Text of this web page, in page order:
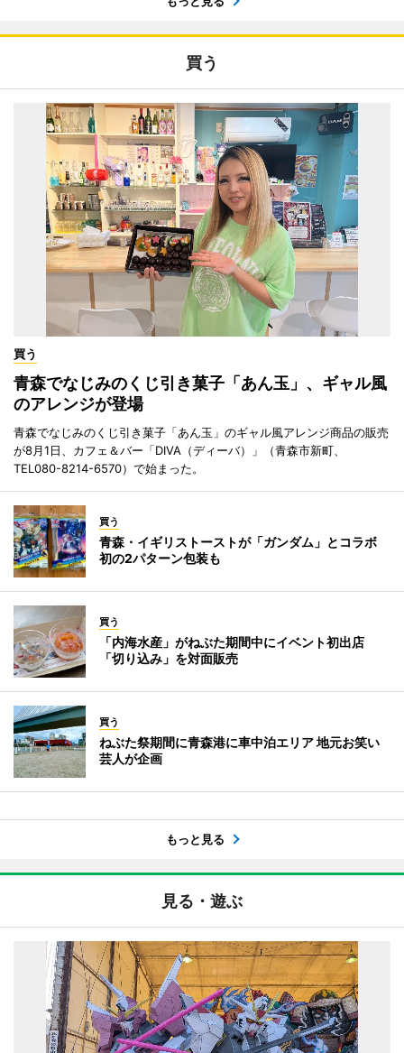
買う
買う
青森でなじみのくじ引き菓子「あん玉」、ギャル風
のアレンジが登場
青森でなじみのくじ引き菓子「あん玉」のギャル風アレンジ商品の販売
が8月1日、カフェ＆バー「DIVA（ディーバ）」（青森市新町、
TEL080-8214-6570）で始まった。
買う
青森・イギリストーストが「ガンダム」とコラボ
初の2パターン包装も
買う
「内海水産」がねぶた期間中にイベント初出店
「切り込み」を対面販売
買う
ねぶた祭期間に青森港に車中泊エリア 地元お笑い
芸人が企画
もっと見る
見る・遊ぶ